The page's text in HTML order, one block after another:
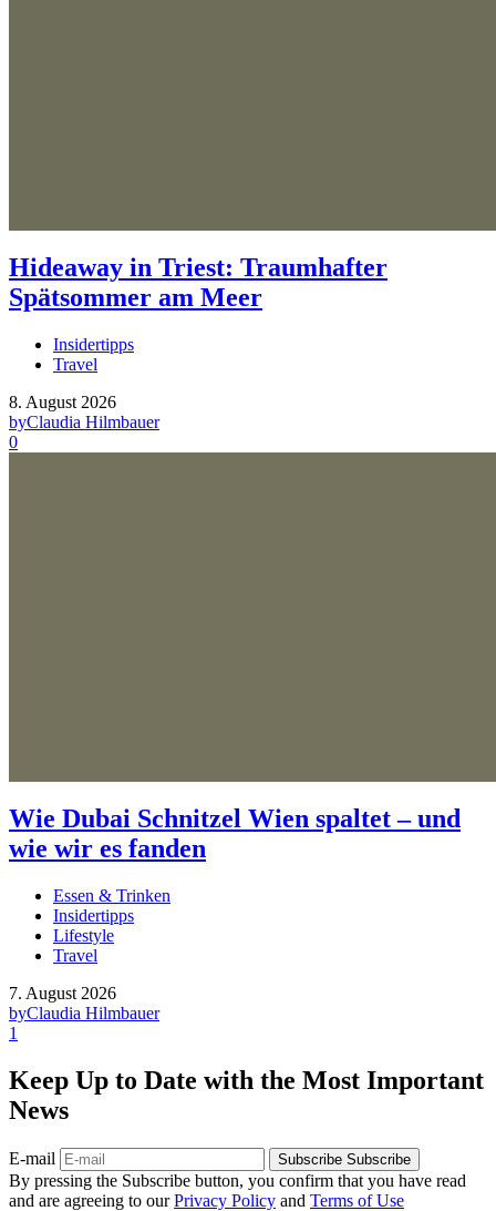
Hideaway in Triest: Traumhafter
Spätsommer am Meer
Insidertipps
Travel
8. August 2026
byClaudia Hilmbauer
0
Wie Dubai Schnitzel Wien spaltet – und
wie wir es fanden
Essen & Trinken
Insidertipps
Lifestyle
Travel
7. August 2026
byClaudia Hilmbauer
1
Keep Up to Date with the Most Important
News
E-mail Subscribe Subscribe
By pressing the Subscribe button, you confirm that you have read
and are agreeing to ourPrivacy Policy and Terms of Use